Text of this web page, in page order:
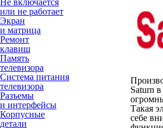
Не включается
или не работает
Экран
и матрица
Ремонт
клавиш
Память
телевизора
Система питания
телевизора
Разъемы
и интерфейсы
Корпусные
детали
Saturn
Такая
себе